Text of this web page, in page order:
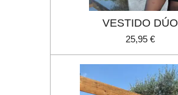
VESTIDO DÚO
25,95 €